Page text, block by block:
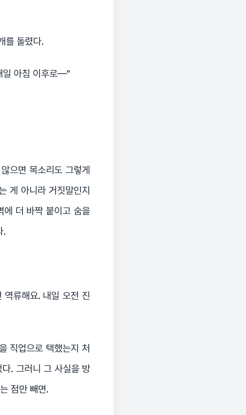
를 돌렸다.
일 아침 이후로—"
으면 목소리도 그렇게
게 아니라 거짓말인지
에 더 바짝 붙이고 숨을
.
류해요. 내일 오전 진
직업으로 택했는지 처
. 그러니 그 사실을 방
점만 빼면.